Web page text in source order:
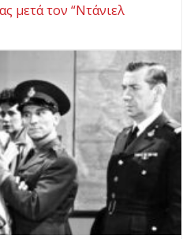
μετά τον “Ντάνιελ